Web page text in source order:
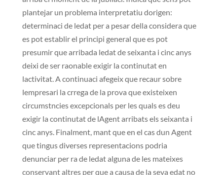
plantejar un problema interpretatiu dorigen:
determinaci de ledat per a pesar della considera que
es pot establir el principi general que es pot
presumir que arribada ledat de seixanta i cinc anys
deixi de ser raonable exigir la continutat en
lactivitat. A continuaci afegeix que recaur sobre
lempresari la crrega de la prova que existeixen
circumstncies excepcionals per les quals es deu
exigir la continutat de lAgent arribats els seixanta i
cinc anys. Finalment, mant que en el cas dun Agent
que tingus diverses representacions podria
denunciar per ra de ledat alguna de les mateixes
conservant altres per que a causa de la seva edat no